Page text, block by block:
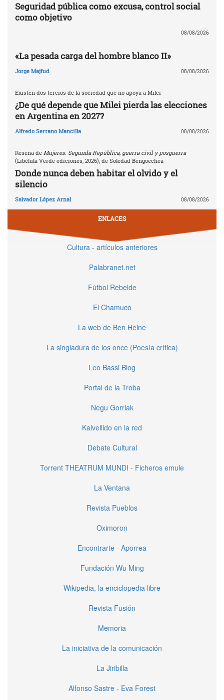
Seguridad pública como excusa, control social
como objetivo
08/08/2026
«La pesada carga del hombre blanco II»
Jorge Majfud 08/08/2026
Existen dos tercios de la sociedad que no apoya a Milei
¿De qué depende que Milei pierda las elecciones
en Argentina en 2027?
Alfredo Serrano Mancilla 08/08/2026
Reseña de Mujeres. Segunda República, guerra civil y posguerra
(Libélula Verde ediciones, 2026), de Soledad Bengoechea
Donde nunca deben habitar el olvido y el
silencio
Salvador López Arnal 08/08/2026
ENLACES
Cultura - artículos anteriores
Palabranet.net
Fútbol Rebelde
El Chamuco
La web de Ben Heine
La singladura de los once (Poesía crítica)
Leo Bassi Blog
Portal de la Troba
Negu Gorriak
Kalvellido en la red
Debate Cultural
Torrent THEATRUM MUNDI - Ficheros emule
La Ventana
Revista Pueblos
Oximoron
Encontrarte - Aporrea
Fundación Wu Ming
Wikipedia, la enciclopedia libre
Revista Fusión
Memoria
La iniciativa de la comunicación
La Jiribilla
Alfonso Sastre - Eva Forest